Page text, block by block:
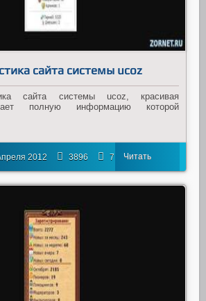
сайта системы ucoz
сайта системы ucoz, красивая
полную информацию которой
2012 3896 7 Читать
далее